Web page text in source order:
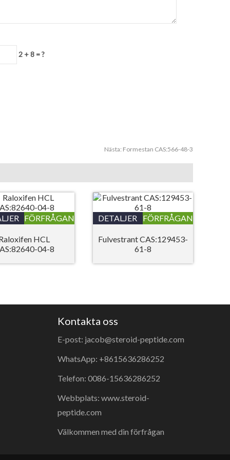
2 + 8 = ?
Nästa: Formestan CAS:566-48-3
FÖRFRÅGAN
HCL
04-8
DETALJER FÖRFRÅGAN
Fulvestrant CAS:129453-
61-8
Kontakta oss
E-post: jacob@steroid-peptide.com
WhatsApp: +8615636286252
Telefon: 0086-15636286252
Webbplats: www.steroid-
peptide.com
Välkommen med din förfrågan